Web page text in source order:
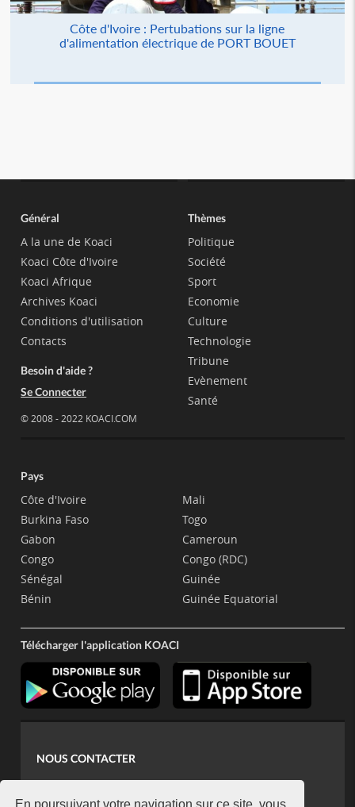
En poursuivant votre navigation sur ce site, vous
Côte d'Ivoire : Pertubations sur la ligne
d'alimentation électrique de PORT BOUET
Général
A la une de Koaci
Koaci Côte d'Ivoire
Koaci Afrique
Archives Koaci
Conditions d'utilisation
Contacts
Besoin d'aide ?
Se Connecter
© 2008 - 2022 KOACI.COM
Thèmes
Politique
Société
Sport
Economie
Culture
Technologie
Tribune
Evènement
Santé
Pays
Côte d'Ivoire
Burkina Faso
Gabon
Congo
Sénégal
Bénin
Mali
Togo
Cameroun
Congo (RDC)
Guinée
Guinée Equatorial
Télécharger l'application KOACI
NOUS CONTACTER